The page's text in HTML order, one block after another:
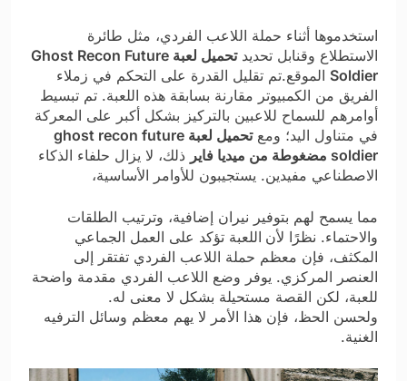
استخدموها أثناء حملة اللاعب الفردي، مثل طائرة
الاستطلاع وقنابل تحديد
تحميل لعبة Ghost Recon Future
Soldier الموقع.تم تقليل القدرة على التحكم في زملاء
الفريق من الكمبيوتر مقارنة بسابقة هذه اللعبة. تم تبسيط
أوامرهم للسماح للاعبين بالتركيز بشكل أكبر على المعركة
في متناول اليد؛ ومع
تحميل لعبة ghost recon future
soldier مضغوطة من ميديا فاير
ذلك، لا يزال حلفاء الذكاء
الاصطناعي مفيدين. يستجيبون للأوامر الأساسية،
مما يسمح لهم بتوفير نيران إضافية، وترتيب الطلقات
والاحتماء. نظرًا لأن اللعبة تؤكد على العمل الجماعي
المكثف، فإن معظم حملة اللاعب الفردي تفتقر إلى
العنصر المركزي. يوفر وضع اللاعب الفردي مقدمة واضحة
للعبة، لكن القصة مستحيلة بشكل لا معنى له.
ولحسن الحظ، فإن هذا الأمر لا يهم معظم وسائل الترفيه
الغنية.